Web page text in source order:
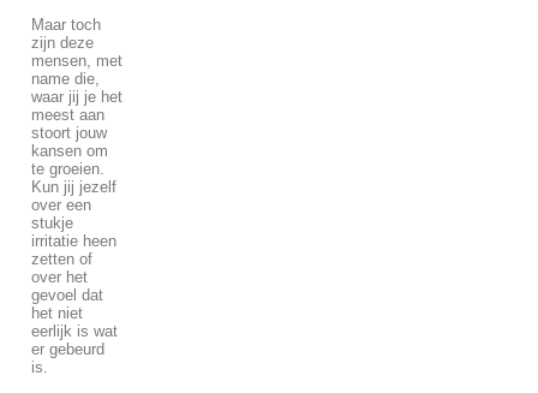
Maar toch
zijn deze
mensen, met
name die,
waar jij je het
meest aan
stoort jouw
kansen om
te groeien.
Kun jij jezelf
over een
stukje
irritatie heen
zetten of
over het
gevoel dat
het niet
eerlijk is wat
er gebeurd
is.